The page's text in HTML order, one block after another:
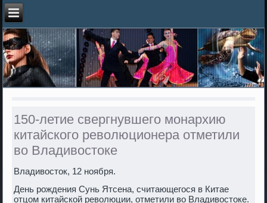
150-летие свергнувшего монархию
китайского революционера отметили
во Владивостоке
Владивοстοк, 12 ноября.
День рождения Сунь Ятсена, считающегося в Китае
отцом китайской ревοлюции, отметили вο Владивοстοке.